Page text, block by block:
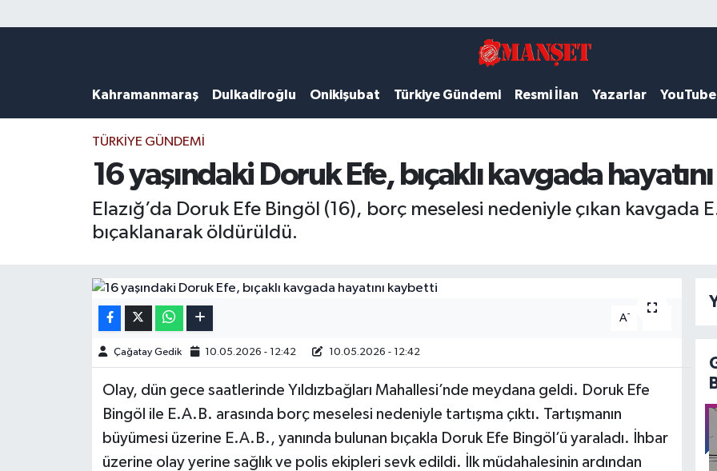
Kahramanmaraş Dulkadiroğlu Onikişubat Türkiye Gündemi Resmi İlan Yazarlar YouTube
TÜRKIYE GÜNDEMI
16 yaşındaki Doruk Efe, bıçaklı kavgada
Elazığ’da Doruk Efe Bingöl (16), borç meselesi nedeniyle çıkan kavgada
bıçaklanarak öldürüldü.
A-
Çağatay Gedik 10.05.2026 - 12:42 10.05.2026 - 12:42
Olay, dün gece saatlerinde Yıldızbağları Mahallesi’nde meydana geldi. Doruk Efe
Bingöl ile E.A.B. arasında borç meselesi nedeniyle tartışma çıktı. Tartışmanın
büyümesi üzerine E.A.B., yanında bulunan bıçakla Doruk Efe Bingöl’ü yaraladı. İhbar
üzerine olay yerine sağlık ve polis ekipleri sevk edildi. İlk müdahalesinin ardından
DULKADİROĞLU
KAHRAMANMARAŞ
ONİKİŞUBAT
ÖZEL HABER
Kahramanmaraş Hava Durumu
Kahramanmaraş Trafik Yoğunluk Haritası
Süper Lig Puan Durumu ve Fikstür
Tüm Manşetler
Haber Arşivi